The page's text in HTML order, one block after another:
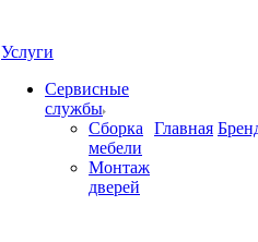
Услуги
Сервисные
службы
Сборка
мебели
Монтаж
дверей
Главная